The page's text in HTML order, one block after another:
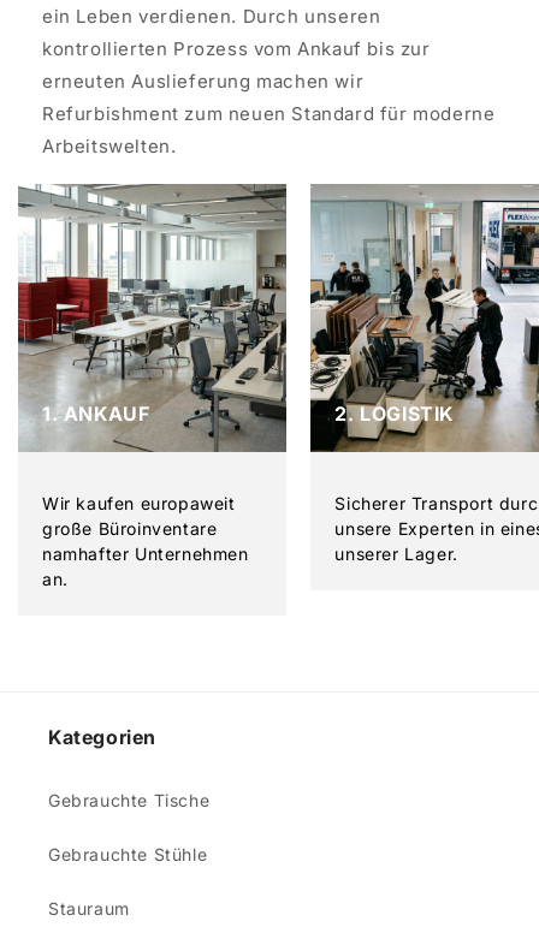
ein Leben verdienen. Durch unseren
kontrollierten Prozess vom Ankauf bis zur
erneuten Auslieferung machen wir
Refurbishment zum neuen Standard für moderne
Arbeitswelten.
1. ANKAUF
Wir kaufen europaweit
große Büroinventare
namhafter Unternehmen
an.
2. LOGISTIK
Sicherer Transport
unsere Experten in
unserer Lager.
Kategorien
Gebrauchte Tische
Gebrauchte Stühle
Stauraum